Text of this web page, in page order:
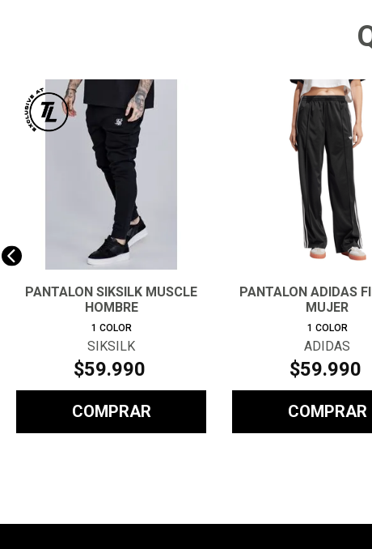
PANTALON SIKSILK MUSCLE
HOMBRE
1 COLOR
SIKSILK
$59.990
COMPRAR
PANTALON ADIDAS
MUJER
1 COLOR
ADIDAS
$59.990
COMPRAR